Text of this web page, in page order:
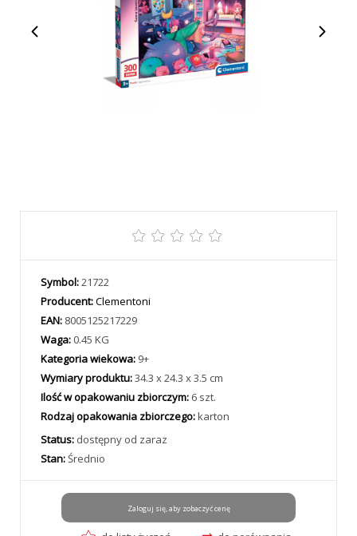
Symbol:21722
Producent:Clementoni
EAN: 8005125217229
Waga: 0.45 KG
Kategoria wiekowa: 9+
Wymiary produktu:34.3 x 24.3 x 3.5 cm
Ilość w opakowaniu zbiorczym: 6 szt.
Rodzaj opakowania zbiorczego:karton
Status: dostępny od zaraz
Stan:Średnio
Zaloguj się, aby zobaczyć cenę